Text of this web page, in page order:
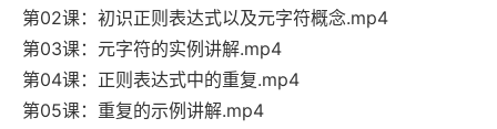
第02课：初识正则表达式以及元字符概念.mp4
第03课：元字符的实例讲解.mp4
第04课：正则表达式中的重复.mp4
第05课：重复的示例讲解.mp4